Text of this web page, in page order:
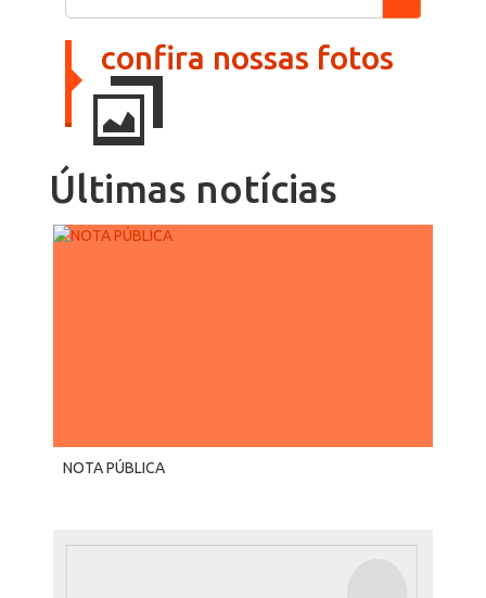
confira nossas fotos
Últimas notícias
NOTA PÚBLICA